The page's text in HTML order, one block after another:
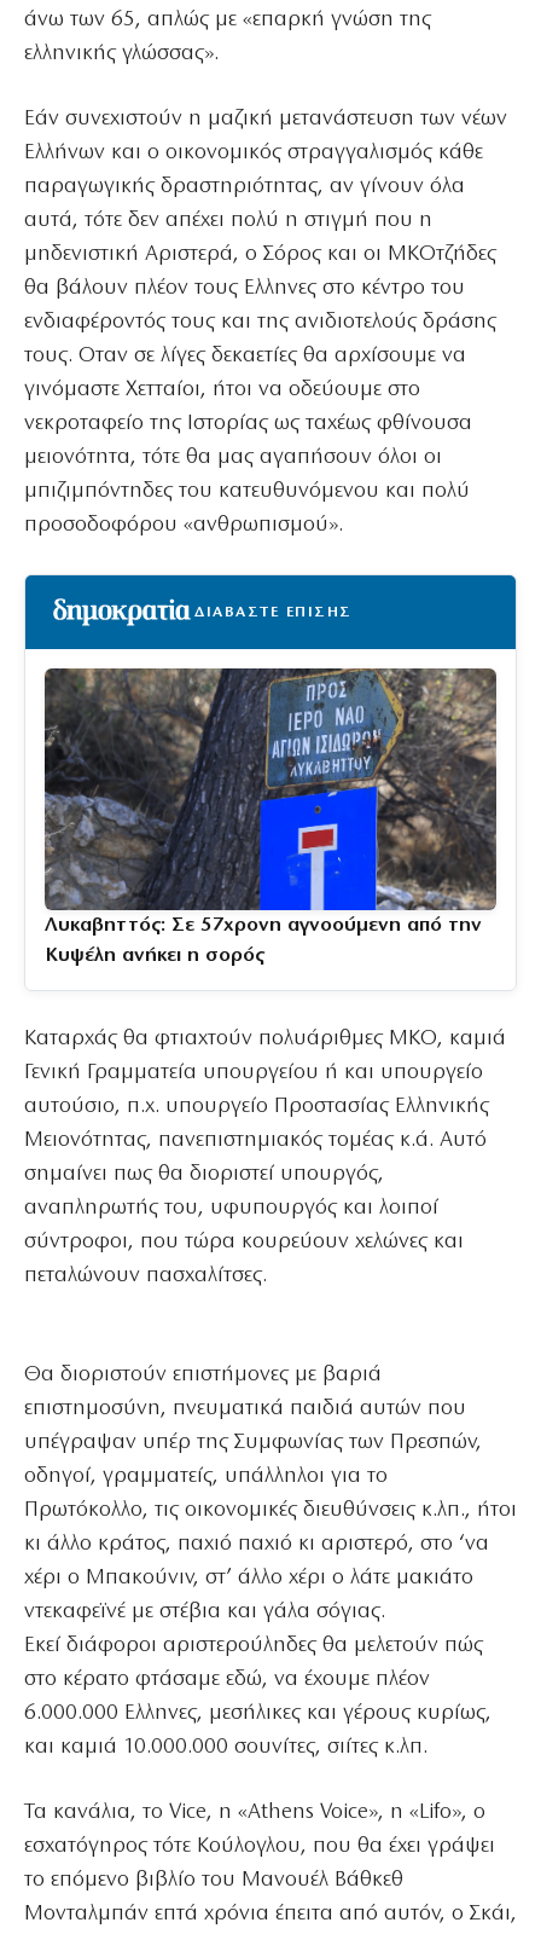
άνω των 65, απλώς με «επαρκή γνώση της
ελληνικής γλώσσας».
Εάν συνεχιστούν η μαζική μετανάστευση των νέων
Ελλήνων και ο οικονομικός στραγγαλισμός κάθε
παραγωγικής δραστηριότητας, αν γίνουν όλα
αυτά, τότε δεν απέχει πολύ η στιγμή που η
μηδενιστική Αριστερά, ο Σόρος και οι ΜΚΟτζήδες
θα βάλουν πλέον τους Ελληνες στο κέντρο του
ενδιαφέροντός τους και της ανιδιοτελούς δράσης
τους. Οταν σε λίγες δεκαετίες θα αρχίσουμε να
γινόμαστε Χετταίοι, ήτοι να οδεύουμε στο
νεκροταφείο της Ιστορίας ως ταχέως φθίνουσα
μειονότητα, τότε θα μας αγαπήσουν όλοι οι
μπιζιμπόντηδες του κατευθυνόμενου και πολύ
προσοδοφόρου «ανθρωπισμού».
ΔΙΑΒΑΣΤΕ ΕΠΙΣΗΣ
Λυκαβηττός: Σε 57χρονη αγνοούμενη από την
Κυψέλη ανήκει η σορός
Καταρχάς θα φτιαχτούν πολυάριθμες ΜΚΟ, καμιά
Γενική Γραμματεία υπουργείου ή και υπουργείο
αυτούσιο, π.χ. υπουργείο Προστασίας Ελληνικής
Μειονότητας, πανεπιστημιακός τομέας κ.ά. Αυτό
σημαίνει πως θα διοριστεί υπουργός,
αναπληρωτής του, υφυπουργός και λοιποί
σύντροφοι, που τώρα κουρεύουν χελώνες και
πεταλώνουν πασχαλίτσες.
Θα διοριστούν επιστήμονες με βαριά
επιστημοσύνη, πνευματικά παιδιά αυτών που
υπέγραψαν υπέρ της Συμφωνίας των Πρεσπών,
οδηγοί, γραμματείς, υπάλληλοι για το
Πρωτόκολλο, τις οικονομικές διευθύνσεις κ.λπ., ήτοι
κι άλλο κράτος, παχιό παχιό κι αριστερό, στο ‘να
χέρι ο Μπακούνιν, στ’ άλλο χέρι ο λάτε μακιάτο
ντεκαφεϊνέ με στέβια και γάλα σόγιας.
Εκεί διάφοροι αριστερούληδες θα μελετούν πώς
στο κέρατο φτάσαμε εδώ, να έχουμε πλέον
6.000.000 Ελληνες, μεσήλικες και γέρους κυρίως,
και καμιά 10.000.000 σουνίτες, σιίτες κ.λπ.
Τα κανάλια, το Vice, η «Athens Voice», η «Lifo», ο
εσχατόγηρος τότε Κούλογλου, που θα έχει γράψει
το επόμενο βιβλίο του Μανουέλ Βάθκεθ
Μονταλμπάν επτά χρόνια έπειτα από αυτόν, ο Σκάι,